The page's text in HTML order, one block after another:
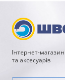
Інтернет-
та аксесуарів